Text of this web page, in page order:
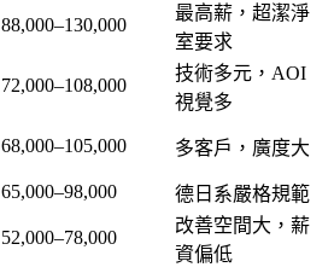
88,000–130,000
最高薪，超潔淨
室要求
72,000–108,000
技術多元，AOI
視覺多
68,000–105,000 多客戶，廣度大
65,000–98,000
德日系嚴格規範
52,000–78,000
改善空間大，薪
資偏低